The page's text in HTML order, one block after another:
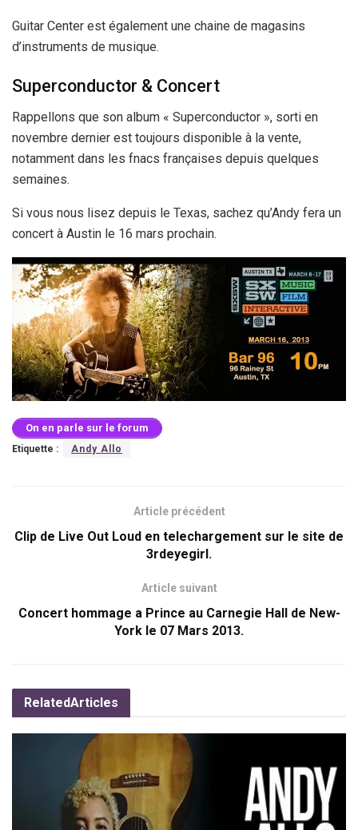
Guitar Center est également une chaine de magasins
d’instruments de musique.
Superconductor & Concert
Rappellons que son album « Superconductor », sorti en
novembre dernier est toujours disponible à la vente,
notamment dans les fnacs françaises depuis quelques
semaines.
Si vous nous lisez depuis le Texas, sachez qu’Andy fera un
concert à Austin le 16 mars prochain.
On en parle sur le forum
Etiquette : Andy Allo
Article précédent
Clip de Live Out Loud en telechargement sur le site de
3rdeyegirl.
Article suivant
Concert hommage a Prince au Carnegie Hall de New-
York le 07 Mars 2013.
RelatedArticles